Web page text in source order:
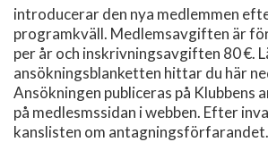
introducerar den nya medlemmen
programkväll. Medlemsavgiften är
per år och inskrivningsavgiften 80 €.
ansökningsblanketten hittar du här
Ansökningen publiceras på Klubbens
på medlesmssidan i webben. Efter
kanslisten om antagningsförfarandet.